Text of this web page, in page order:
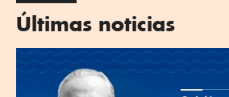
Últimas noticias